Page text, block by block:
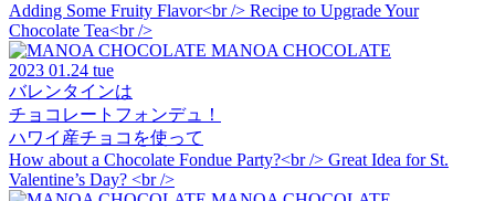
Adding Some Fruity Flavor<br /> Recipe to Upgrade Your
Chocolate Tea<br />
MANOA CHOCOLATE
2023 01.24 tue
バレンタインは
チョコレートフォンデュ！
ハワイ産チョコを使って
How about a Chocolate Fondue Party?<br /> Great Idea for St.
Valentine’s Day? <br />